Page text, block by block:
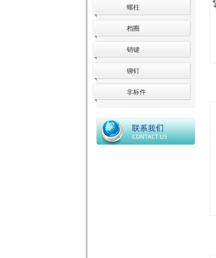
螺柱
档圈
销键
铆钉
非标件